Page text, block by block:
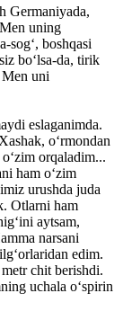
Germaniyada,
uning
sog‘, boshqasi
bo‘lsa-da, tirik
uni
eslaganimda.
o‘rmondan
orqaladim...
ham o‘zim
urushda juda
Otlarni ham
aytsam,
narsani
edim.
chit berishdi.
uchala o‘spirin